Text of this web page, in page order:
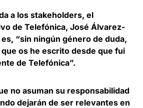
a los stakeholders, el
de Telefónica, José Álvarez-
“sin ningún género de duda,
os he escrito desde que fui
de Telefónica”.
no asuman su responsabilidad
dejarán de ser relevantes en